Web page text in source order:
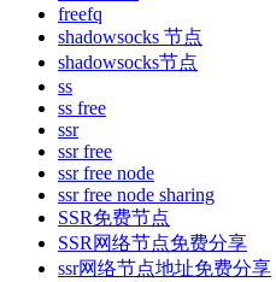
freefq
shadowsocks 节点
shadowsocks节点
ss
ss free
ssr
ssr free
ssr free node
ssr free node sharing
SSR免费节点
SSR网络节点免费分享
ssr网络节点地址免费分享